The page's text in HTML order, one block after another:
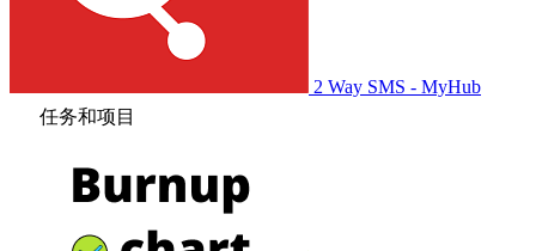
2 Way SMS - MyHub
任务和项目